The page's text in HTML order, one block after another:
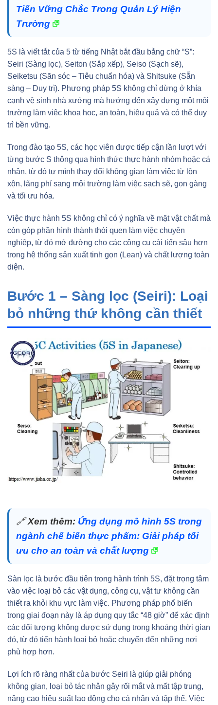
Tiến Vững Chắc Trong Quản Lý Hiện
Trường
5S là viết tắt của 5 từ tiếng Nhật bắt đầu bằng chữ “S”:
Seiri (Sàng lọc), Seiton (Sắp xếp), Seiso (Sạch sẽ),
Seiketsu (Săn sóc – Tiêu chuẩn hóa) và Shitsuke (Sẵn
sàng – Duy trì). Phương pháp 5S không chỉ dừng ở khía
cạnh vệ sinh nhà xưởng mà hướng đến xây dựng một môi
trường làm việc khoa học, an toàn, hiệu quả và có thể duy
trì bền vững.
Trong đào tạo 5S, các học viên được tiếp cận lần lượt với
từng bước S thông qua hình thức thực hành nhóm hoặc cá
nhân, từ đó tự mình thay đổi không gian làm việc từ lộn
xộn, lãng phí sang môi trường làm việc sạch sẽ, gọn gàng
và tối ưu hóa.
Việc thực hành 5S không chỉ có ý nghĩa về mặt vật chất mà
còn góp phần hình thành thói quen làm việc chuyên
nghiệp, từ đó mở đường cho các công cụ cải tiến sâu hơn
trong hệ thống sản xuất tinh gọn (Lean) và chất lượng toàn
diện.
Bước 1 – Sàng lọc (Seiri): Loại
bỏ những thứ không cần thiết
🔗Xem thêm: Ứng dụng mô hình 5S trong
ngành chế biến thực phẩm: Giải pháp tối
ưu cho an toàn và chất lượng
Sàn lọc là bước đầu tiên trong hành trình 5S, đặt trọng tâm
vào việc loại bỏ các vật dụng, công cụ, vật tư không cần
thiết ra khỏi khu vực làm việc. Phương pháp phổ biến
trong giai đoạn này là áp dụng quy tắc “48 giờ” để xác định
các đối tượng không được sử dụng trong khoảng thời gian
đó, từ đó tiến hành loại bỏ hoặc chuyển đến những nơi
phù hợp hơn.
Lợi ích rõ ràng nhất của bước Seiri là giúp giải phóng
không gian, loại bỏ tác nhân gây rối mắt và mất tập trung,
nâng cao hiệu suất lao động cho cá nhân và tập thể. Việc